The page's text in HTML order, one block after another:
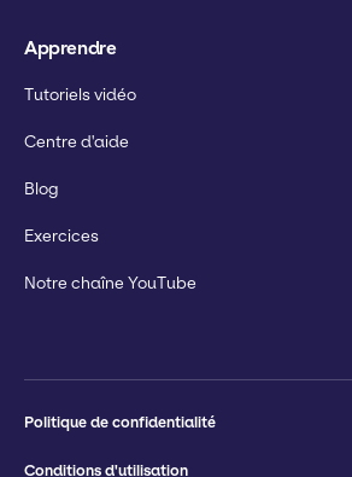
Apprendre
Tutoriels vidéo
Centre d'aide
Blog
Exercices
Notre chaîne YouTube
Politique de confidentialité
Conditions d'utilisation